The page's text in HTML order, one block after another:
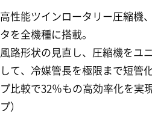
高性能ツインロータリー圧縮機
タを全機種に搭載。
風路形状の見直し、圧縮機をユ
して、冷媒管長を極限まで短管
プ比較で32％もの高効率化を実
プ）